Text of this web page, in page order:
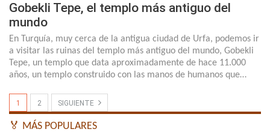
Gobekli Tepe, el templo más antiguo del
mundo
En Turquía, muy cerca de la antigua ciudad de Urfa, podemos ir
a visitar las ruinas del templo más antiguo del mundo, Gobekli
Tepe, un templo que data aproximadamente de hace 11.000
años, un templo construido con las manos de humanos que…
1 2 SIGUIENTE
🏅 MÁS POPULARES